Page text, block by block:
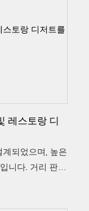
에 적합합니다!
레스토랑 디
되었으며, 높은
니다. 거리 판매